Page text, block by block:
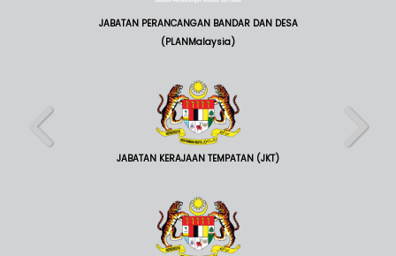
JABATAN PERANCANGAN BANDAR DAN DESA
(PLANMalaysia)
JABATAN KERAJAAN TEMPATAN (JKT)